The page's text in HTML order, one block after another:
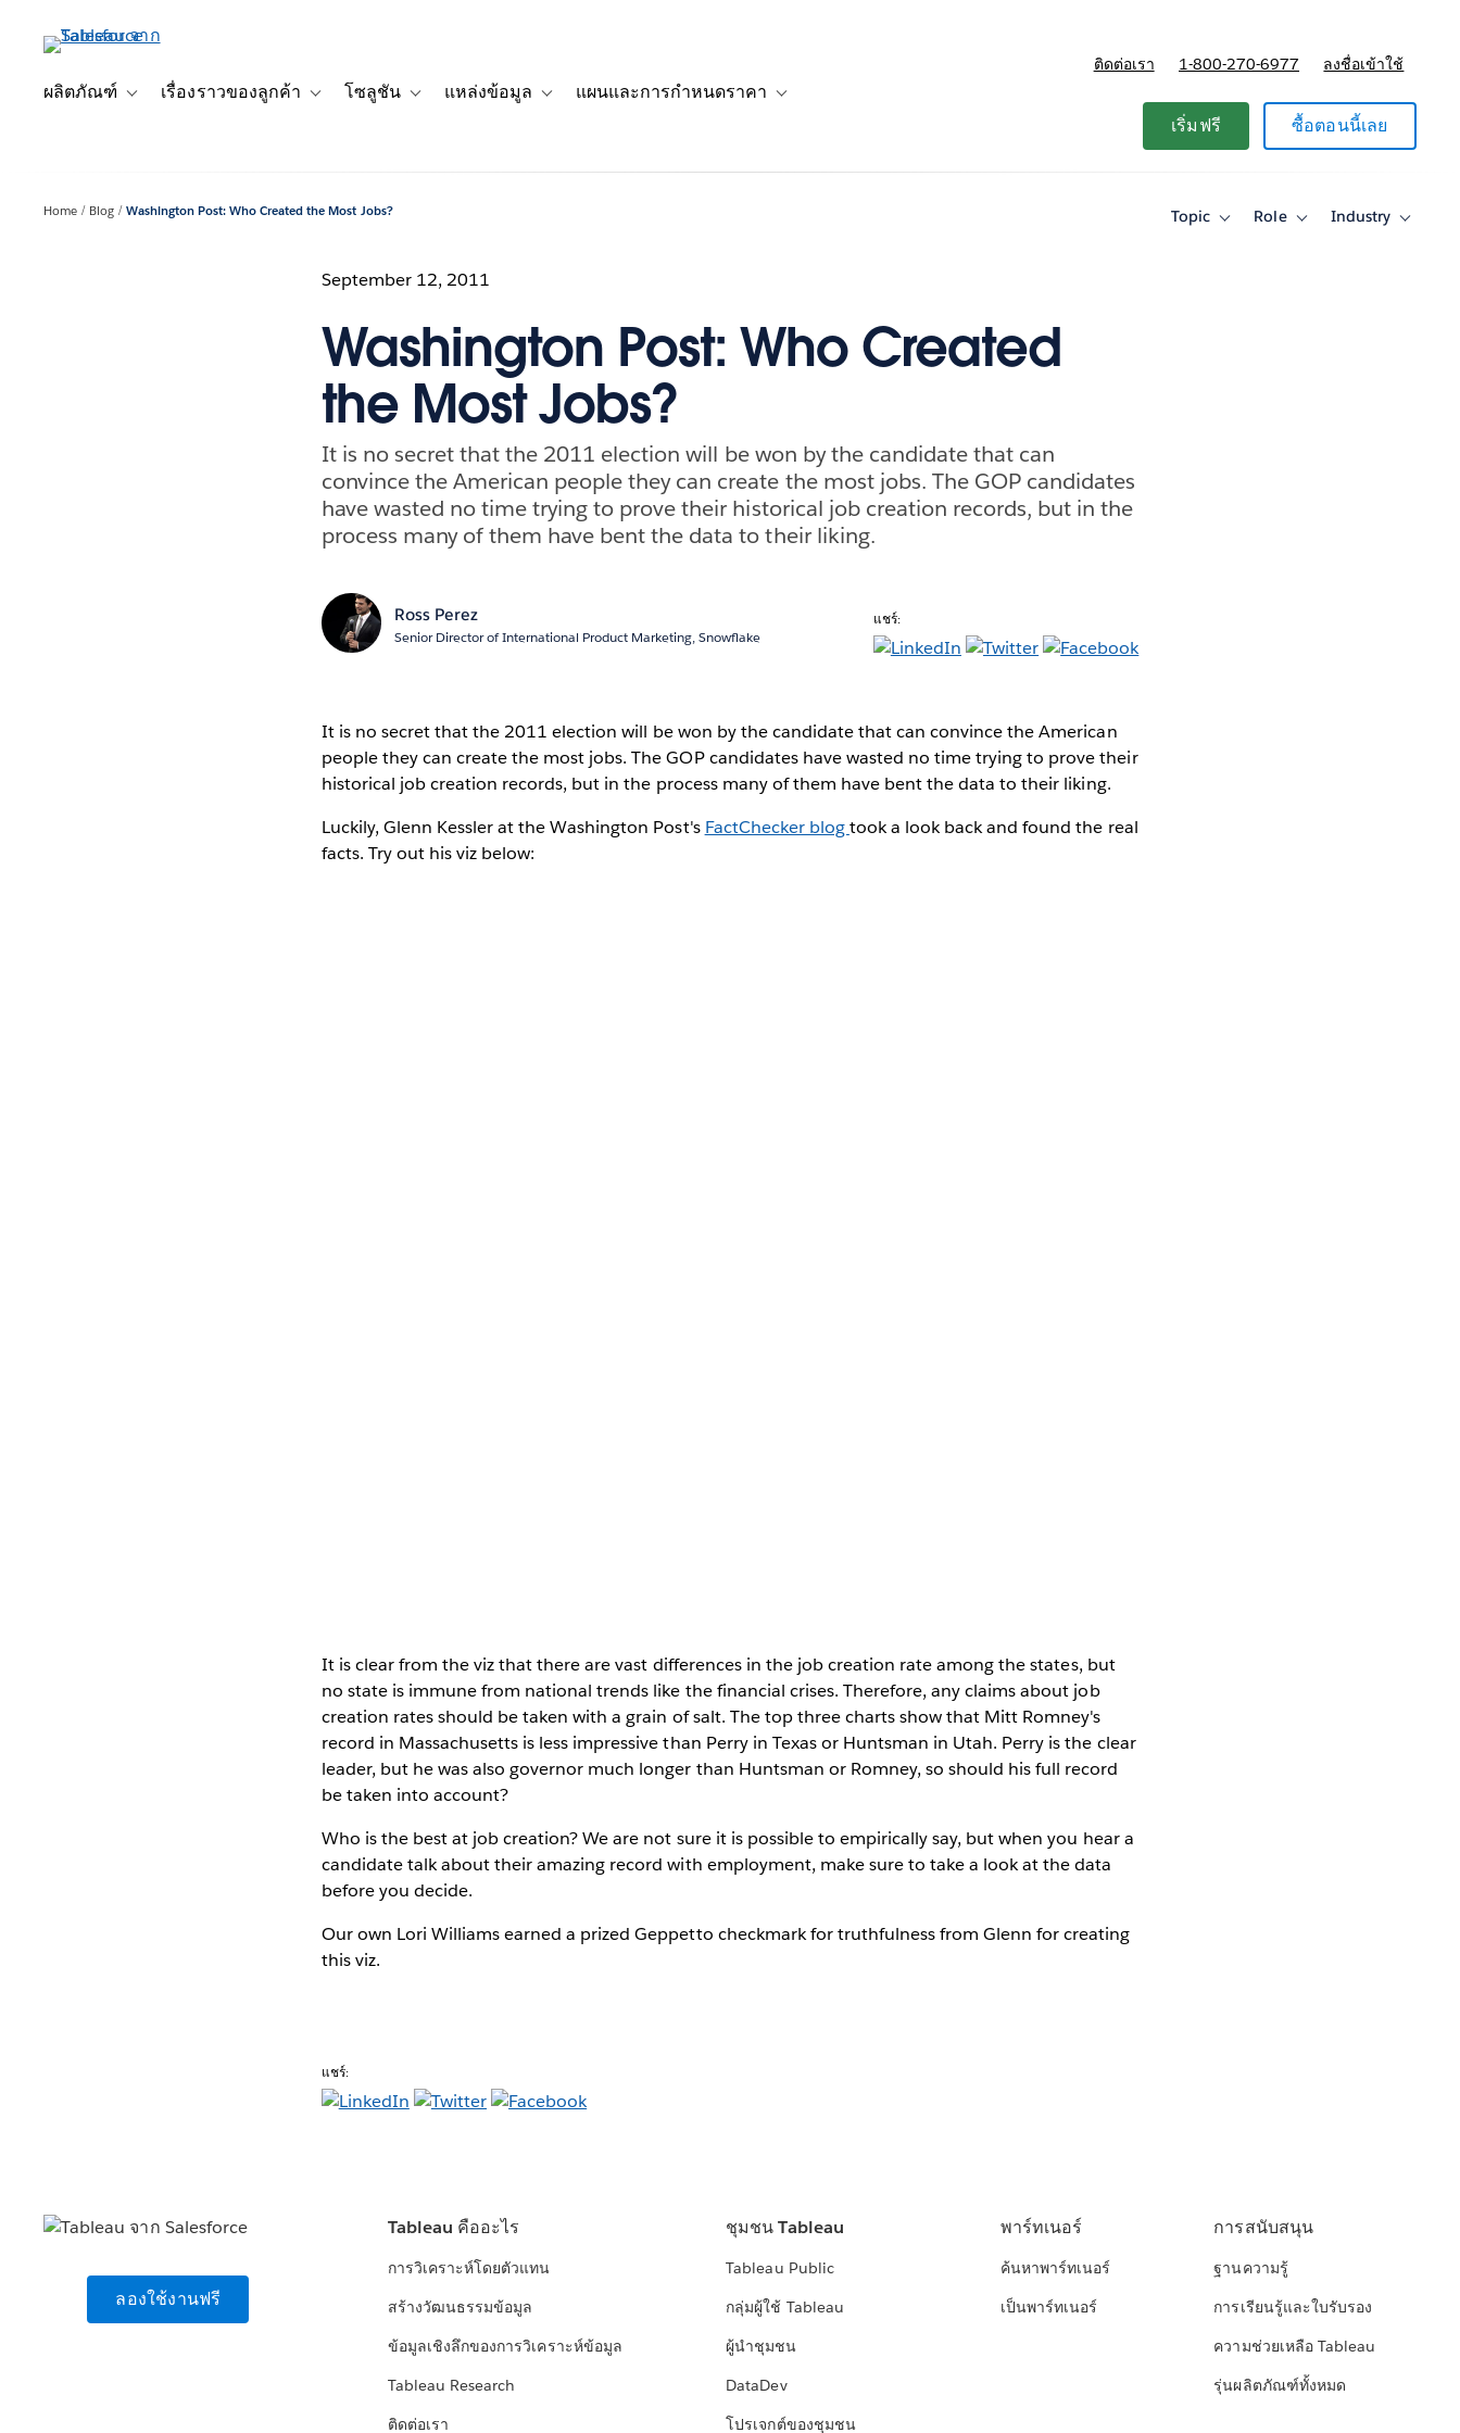
เนื้อหาผลิตภัณฑ์
Toggle sub-navigation for ผลิตภัณฑ์
เรื่องราวของลูกค้า
Toggle sub-navigation for เรื่องราวของลูกค้า
โซลูชัน
Toggle sub-navigation for โซลูชัน
แหล่งข้อมูล แผนและการกำหนดราคา
ติดต่อเรา 1-800-270-6977 ลงชื่อเข้าใช้
เริ่มฟรี ซื้อตอนนี้เลย
Home Blog Washington Post: Who Created the Most Jobs? Topic
ToggleRole
ToggleIndustry
Toggle
September 12, 2011
Washington Post: Who Created
the Most Jobs?
It is no secret that the 2011 election will be won by the candidate that can
convince the American people they can create the most jobs. The GOP candidates
have wasted no time trying to prove their historical job creation records, but in the
process many of them have bent the data to their liking.
Ross Perez
Senior Director of International Product Marketing, Snowflake
แชร์:
It is no secret that the 2011 election will be won by the candidate that can convince the American
people they can create the most jobs. The GOP candidates have wasted no time trying to prove their
historical job creation records, but in the process many of them have bent the data to their liking.
Luckily, Glenn Kessler at the Washington Post's FactChecker blogtook a look back and found the real
facts. Try out his viz below:
It is clear from the viz that there are vast differences in the job creation rate among the states, but
no state is immune from national trends like the financial crises. Therefore, any claims about job
creation rates should be taken with a grain of salt. The top three charts show that Mitt Romney's
record in Massachusetts is less impressive than Perry in Texas or Huntsman in Utah. Perry is the clear
leader, but he was also governor much longer than Huntsman or Romney, so should his full record
be taken into account?
Who is the best at job creation? We are not sure it is possible to empirically say, but when you hear a
candidate talk about their amazing record with employment, make sure to take a look at the data
before you decide.
Our own Lori Williams earned a prized Geppetto checkmark for truthfulness from Glenn for creating
this viz.
แชร์:
ลองใช้งานฟรี
Tableau คืออะไร
การวิเคราะห์โดยตัวแทน
สร้างวัฒนธรรมข้อมูล
ข้อมูลเชิงลึกของการวิเคราะห์ข้อมูล
Tableau Research
ติดต่อเรา
ชุมชน Tableau
Tableau Public
กลุ่มผู้ใช้ Tableau
ผู้นำชุมชน
DataDev
โปรเจกต์ของชุมชน
พาร์ทเนอร์
ค้นหาพาร์ทเนอร์
เป็นพาร์ทเนอร์
การสนับสนุน
ฐานความรู้
การเรียนรู้และใบรับรอง
ความช่วยเหลือ Tableau
รุ่นผลิตภัณฑ์ทั้งหมด